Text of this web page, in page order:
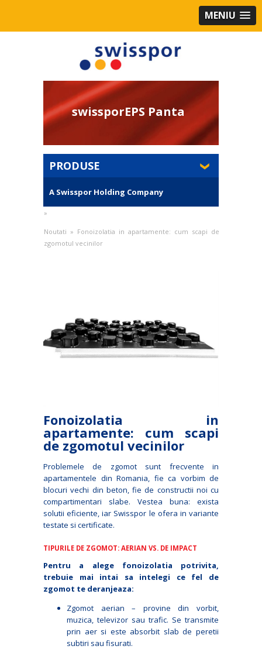
MENIU
swissporEPS Panta
PRODUSE
A Swisspor Holding Company
»
Noutati » Fonoizolatia in apartamente: cum scapi de
zgomotul vecinilor
Fonoizolatia in
apartamente: cum scapi
de zgomotul vecinilor
Problemele de zgomot sunt frecvente in
apartamentele din Romania, fie ca vorbim de
blocuri vechi din beton, fie de constructii noi cu
compartimentari slabe. Vestea buna: exista
solutii eficiente, iar Swisspor le ofera in variante
testate si certificate.
TIPURILE DE ZGOMOT: AERIAN VS. DE IMPACT
Pentru a alege fonoizolatia potrivita,
trebuie mai intai sa intelegi ce fel de
zgomot te deranjeaza:
Zgomot aerian – provine din vorbit,
muzica, televizor sau trafic. Se transmite
prin aer si este absorbit slab de peretii
subtiri sau fisurati.